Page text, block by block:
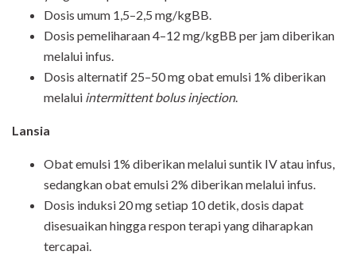
Dosis umum 1,5–2,5 mg/kgBB.
Dosis pemeliharaan 4–12 mg/kgBB per jam diberikan
melalui infus.
Dosis alternatif 25–50 mg obat emulsi 1% diberikan
melalui intermittent bolus injection.
Lansia
Obat emulsi 1% diberikan melalui suntik IV atau infus,
sedangkan obat emulsi 2% diberikan melalui infus.
Dosis induksi 20 mg setiap 10 detik, dosis dapat
disesuaikan hingga respon terapi yang diharapkan
tercapai.